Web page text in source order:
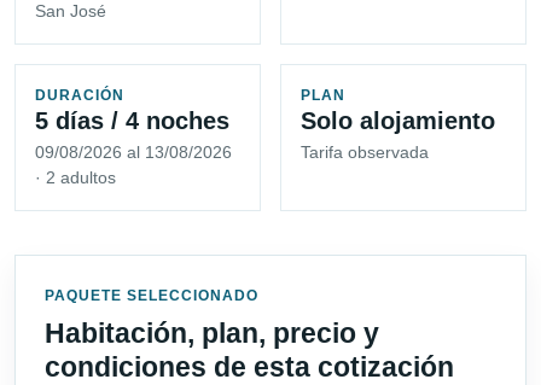
San José
DURACIÓN
5 días / 4 noches
09/08/2026 al 13/08/2026
· 2 adultos
PLAN
Solo alojamiento
Tarifa observada
PAQUETE SELECCIONADO
Habitación, plan, precio y
condiciones de esta cotización